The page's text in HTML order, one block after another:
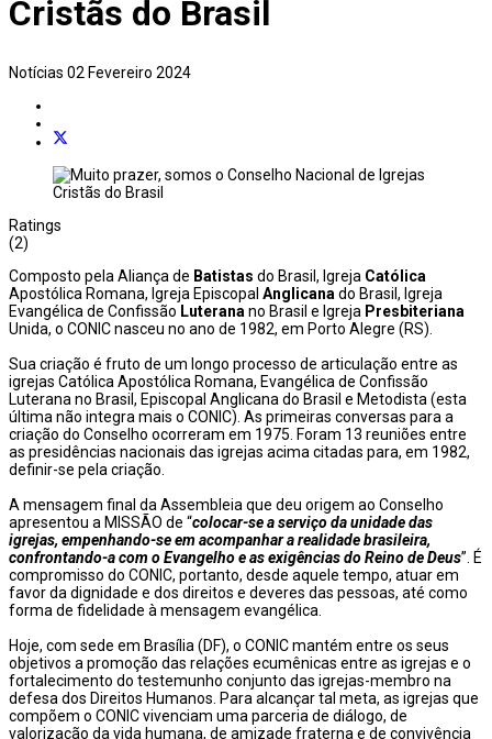
Cristãs do Brasil
Notícias 02 Fevereiro 2024
Ratings
(2)
Composto pela Aliança de Batistas do Brasil, Igreja Católica
Apostólica Romana, Igreja Episcopal Anglicana do Brasil, Igreja
Evangélica de Confissão Luterana no Brasil e Igreja Presbiteriana
Unida, o CONIC nasceu no ano de 1982, em Porto Alegre (RS).
Sua criação é fruto de um longo processo de articulação entre as
igrejas Católica Apostólica Romana, Evangélica de Confissão
Luterana no Brasil, Episcopal Anglicana do Brasil e Metodista (esta
última não integra mais o CONIC). As primeiras conversas para a
criação do Conselho ocorreram em 1975. Foram 13 reuniões entre
as presidências nacionais das igrejas acima citadas para, em 1982,
definir-se pela criação.
A mensagem final da Assembleia que deu origem ao Conselho
apresentou a MISSÃO de “colocar-se a serviço da unidade das
igrejas, empenhando-se em acompanhar a realidade brasileira,
confrontando-a com o Evangelho e as exigências do Reino de Deus”. É
compromisso do CONIC, portanto, desde aquele tempo, atuar em
favor da dignidade e dos direitos e deveres das pessoas, até como
forma de fidelidade à mensagem evangélica.
Hoje, com sede em Brasília (DF), o CONIC mantém entre os seus
objetivos a promoção das relações ecumênicas entre as igrejas e o
fortalecimento do testemunho conjunto das igrejas-membro na
defesa dos Direitos Humanos. Para alcançar tal meta, as igrejas que
compõem o CONIC vivenciam uma parceria de diálogo, de
valorização da vida humana, de amizade fraterna e de convivência